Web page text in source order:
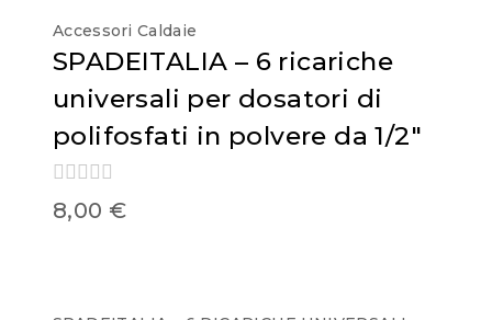
Accessori Caldaie
SPADEITALIA – 6 ricariche
universali per dosatori di
polifosfati in polvere da 1/2″
0
out
8,00 €